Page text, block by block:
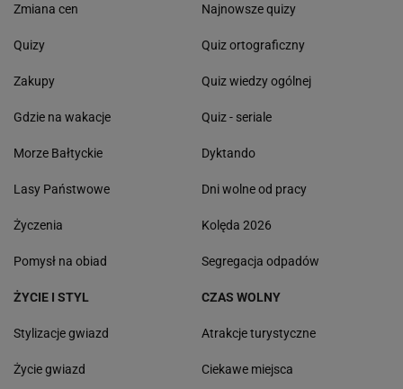
Zmiana cen
Quizy
Zakupy
Gdzie na wakacje
Morze Bałtyckie
Lasy Państwowe
Życzenia
Pomysł na obiad
Najnowsze quizy
Quiz ortograficzny
Quiz wiedzy ogólnej
Quiz - seriale
Dyktando
Dni wolne od pracy
Kolęda 2026
Segregacja odpadów
ŻYCIE I STYL
Stylizacje gwiazd
Życie gwiazd
CZAS WOLNY
Atrakcje turystyczne
Ciekawe miejsca